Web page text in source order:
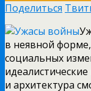
Поделиться
в неявной
социальных
и архитектура